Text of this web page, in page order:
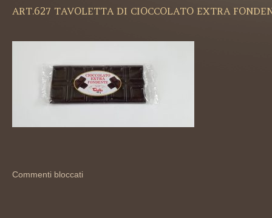
ART.627 TAVOLETTA DI CIOCCOLATO EXTRA
Commenti bloccati